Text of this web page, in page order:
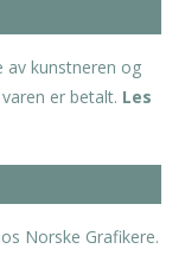
av kunstneren og
er betalt. Les
Norske Grafikere.